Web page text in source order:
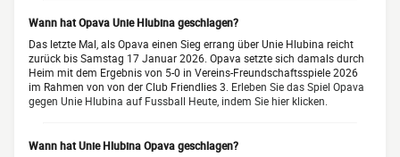
Wann hat Opava Unie Hlubina geschlagen?
Das letzte Mal, als Opava einen Sieg errang über Unie Hlubina reicht
zurück bis Samstag 17 Januar 2026. Opava setzte sich damals durch
Heim mit dem Ergebnis von 5-0 in Vereins-Freundschaftsspiele 2026
im Rahmen von von der Club Friendlies 3. Erleben Sie das Spiel Opava
gegen Unie Hlubina auf Fussball Heute, indem Sie hier klicken.
Wann hat Unie Hlubina Opava geschlagen?